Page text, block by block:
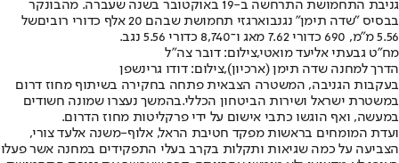
גניבת התחמושת התרחשה ב-19 באוקטובר בשנה שעברה. מהבונקר
בבסיס "שדה תימן" נגנבוארגזי תחמושת שבהם 20 אלף כדורי רובים
של
5.56 מ"מ, 690 כדורי 7.62 מאג ו־8,740 כדורי 5.56 נגב.
מח"ט גבעתי אליעד מואטי,צילום: דובר צה"ל
הדרך למחנה שדה תימן (ארכיון),צילום: דודו גרינשפן
בעקבות הגניבה, המשטרה הצבאית פתחה בחקירה בשיתוף מחוז דרום
במשטרת ישראל ושירות הביטחון הכללי.בהמשך נעצרו שמונה חשודים
במעשה, ואף הוגשו כתבי אישום על ידי פרקליטות מחוז הדרום.
ועדת המומחים בראשות מפקד חטיבת הראל, אלוף-משנה אלעד צורי,
הצביעה על כמה שגיאות ותקלות בקרב בעלי התפקידים במחנה אשר פעלו